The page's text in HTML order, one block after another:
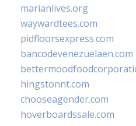
marianlives.org
waywardtees.com
pidfloorsexpress.com
bancodevenezuelaen.com
hingstonnt.com
chooseagender.com
hoverboardssale.com